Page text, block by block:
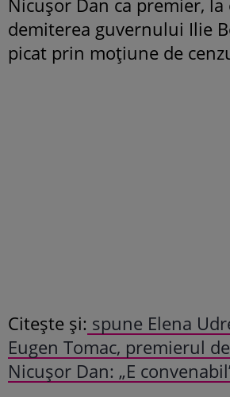
demiterea guvernului Ilie
picat prin moțiune de
Citește și: spune Elena
Eugen Tomac, premierul
Nicușor Dan: „E